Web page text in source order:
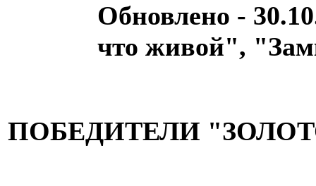
Обновлено -
что живой",
ПОБЕДИТЕЛИ